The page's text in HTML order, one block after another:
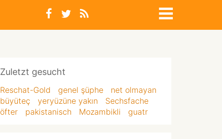
Zuletzt gesucht
Reschat-Gold genel şüphe
net olmayan
büyüteç
yeryüzüne yakın
Sechsfache
öfter
pakistanisch Mozambikli guatr